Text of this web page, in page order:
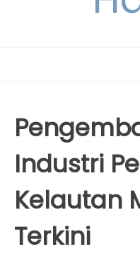
Industri
Kelautan
Terkini